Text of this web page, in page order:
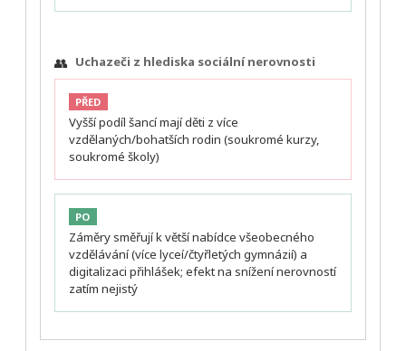
👥 Uchazeči z hlediska sociální nerovnosti
PŘED
Vyšší podíl šancí mají děti z více
vzdělaných/bohatších rodin (soukromé kurzy,
soukromé školy)
PO
Záměry směřují k větší nabídce všeobecného
vzdělávání (více lyceí/čtyřletých gymnázií) a
digitalizaci přihlášek; efekt na snížení nerovností
zatím nejistý